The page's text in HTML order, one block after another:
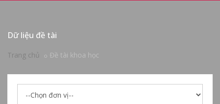
Dữ liệu đề tài
Trang chủ Đề tài khoa học